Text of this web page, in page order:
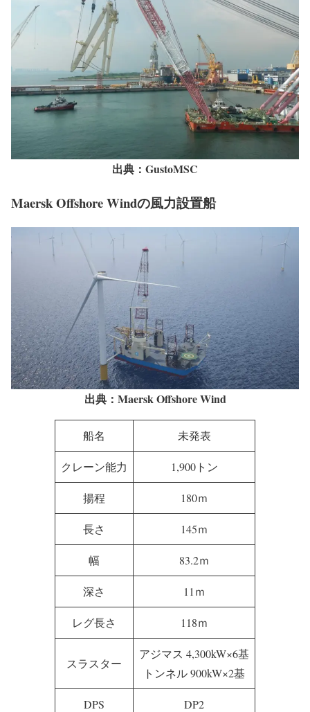
出典：GustoMSC
Maersk Offshore Windの風力設置船
出典：Maersk Offshore Wind
船名 未発表
クレーン能力 1,900トン
揚程 180ｍ
長さ 145ｍ
幅 83.2ｍ
深さ 11ｍ
レグ長さ 118ｍ
スラスター
アジマス 4,300kW×6基
トンネル 900kW×2基
DPS DP2